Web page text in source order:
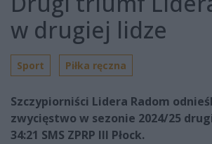
w drugiej lidze
Sport Piłka ręczna
Szczypiorniści Lidera Radom
zwycięstwo w sezonie 2024/25
34:21 SMS ZPRP III Płock.